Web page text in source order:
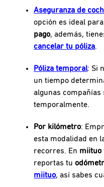
Aseguranza de
opción es ideal para
pago, además,
cancelar tu póliza.
Póliza temporal: Si
un tiempo
algunas
temporalmente.
Por kilómetro:
esta modalidad en
recorres. En miituo
reportas tu
miituo, así sabes